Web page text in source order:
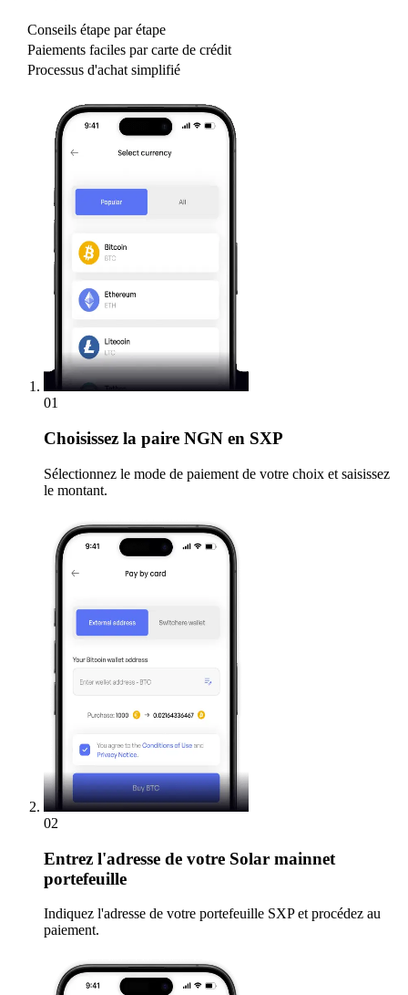
Conseils étape par étape
Paiements faciles par carte de crédit
Processus d'achat simplifié
01
Choisissez la paire NGN en SXP
Sélectionnez le mode de paiement de votre choix et saisissez
le montant.
02
Entrez l'adresse de votre Solar mainnet
portefeuille
Indiquez l'adresse de votre portefeuille SXP et procédez au
paiement.